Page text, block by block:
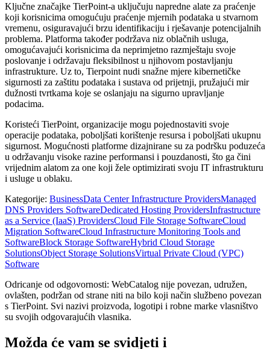
Ključne značajke TierPoint-a uključuju napredne alate za praćenje
koji korisnicima omogućuju praćenje mjernih podataka u stvarnom
vremenu, osiguravajući brzu identifikaciju i rješavanje potencijalnih
problema. Platforma također podržava niz oblačnih usluga,
omogućavajući korisnicima da neprimjetno razmještaju svoje
poslovanje i održavaju fleksibilnost u njihovom postavljanju
infrastrukture. Uz to, Tierpoint nudi snažne mjere kibernetičke
sigurnosti za zaštitu podataka i sustava od prijetnji, pružajući mir
dužnosti tvrtkama koje se oslanjaju na sigurno upravljanje
podacima.
Koristeći TierPoint, organizacije mogu pojednostaviti svoje
operacije podataka, poboljšati korištenje resursa i poboljšati ukupnu
sigurnost. Mogućnosti platforme dizajnirane su za podršku poduzeća
u održavanju visoke razine performansi i pouzdanosti, što ga čini
vrijednim alatom za one koji žele optimizirati svoju IT infrastrukturu
i usluge u oblaku.
Kategorije: BusinessData Center Infrastructure ProvidersManaged
DNS Providers SoftwareDedicated Hosting ProvidersInfrastructure
as a Service (IaaS) ProvidersCloud File Storage SoftwareCloud
Migration SoftwareCloud Infrastructure Monitoring Tools and
SoftwareBlock Storage SoftwareHybrid Cloud Storage
SolutionsObject Storage SolutionsVirtual Private Cloud (VPC)
Software
Odricanje od odgovornosti: WebCatalog nije povezan, udružen,
ovlašten, podržan od strane niti na bilo koji način službeno povezan
s TierPoint. Svi nazivi proizvoda, logotipi i robne marke vlasništvo
su svojih odgovarajućih vlasnika.
Možda će vam se svidjeti i